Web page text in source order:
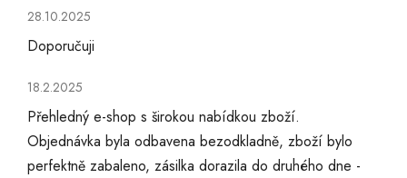
Hodnocení obchodu je 5 z 5 hvězdiček.
28.10.2025
Doporučuji
Hodnocení obchodu je 5 z 5 hvězdiček.
18.2.2025
Přehledný e-shop s širokou nabídkou zboží.
Objednávka byla odbavena bezodkladně, zboží bylo
perfektně zabaleno, zásilka dorazila do druhého dne -